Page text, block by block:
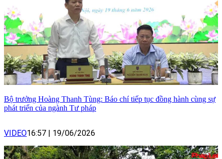
Bộ trưởng Hoàng Thanh Tùng: Báo chí tiếp tục đồng hành cùng sự
phát triển của ngành Tư pháp
VIDEO16:57 | 19/06/2026